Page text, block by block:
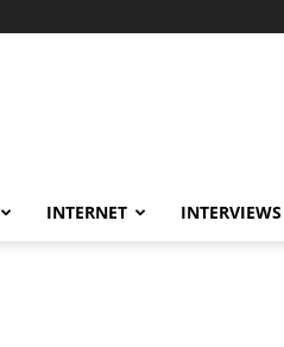
INTERNET INTERVIEWS